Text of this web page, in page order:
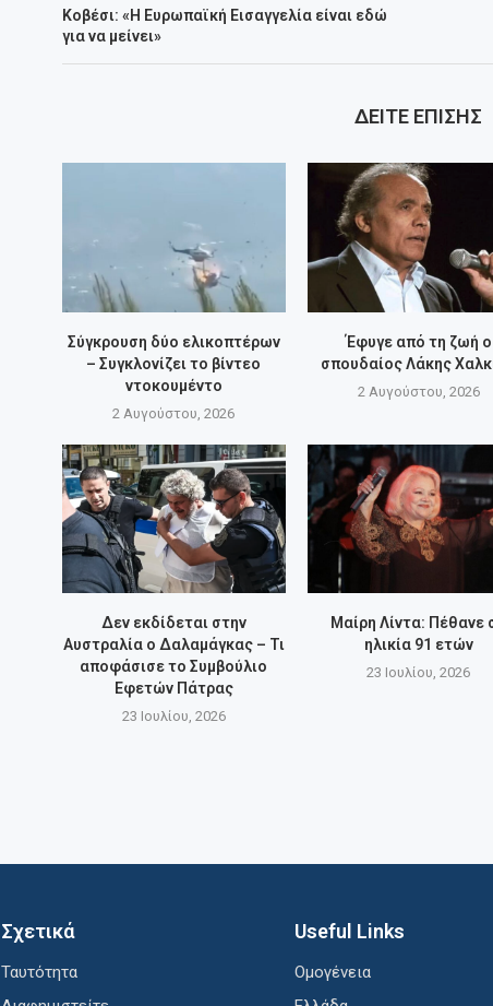
Κοβέσι: «Η Ευρωπαϊκή Εισαγγελία είναι εδώ
για να μείνει»
ΔΕΙΤΕ ΕΠΙΣΗΣ
Σύγκρουση δύο ελικοπτέρων
– Συγκλονίζει το βίντεο
ντοκουμέντο
2 Αυγούστου, 2026
Έφυγε από τη ζωή ο
σπουδαίος Λάκης
2 Αυγούστου, 2026
Δεν εκδίδεται στην
Αυστραλία ο Δαλαμάγκας – Τι
αποφάσισε το Συμβούλιο
Εφετών Πάτρας
23 Ιουλίου, 2026
Μαίρη Λίντα: Πέθανε
ηλικία 91 ετών
23 Ιουλίου, 2026
Σχετικά
Ταυτότητα
Useful Links
Ομογένεια